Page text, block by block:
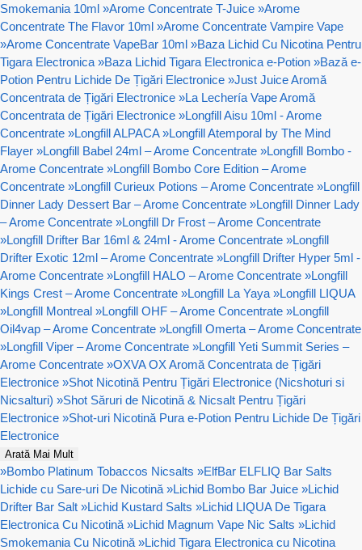
Smokemania 10ml »Arome Concentrate T-Juice »Arome
Concentrate The Flavor 10ml »Arome Concentrate Vampire Vape
»Arome Concentrate VapeBar 10ml »Baza Lichid Cu Nicotina Pentru
Tigara Electronica »Baza Lichid Tigara Electronica e-Potion »Bază e-
Potion Pentru Lichide De Țigări Electronice »Just Juice Aromă
Concentrata de Țigări Electronice »La Lechería Vape Aromă
Concentrata de Țigări Electronice »Longfill Aisu 10ml - Arome
Concentrate »Longfill ALPACA »Longfill Atemporal by The Mind
Flayer »Longfill Babel 24ml – Arome Concentrate »Longfill Bombo -
Arome Concentrate »Longfill Bombo Core Edition – Arome
Concentrate »Longfill Curieux Potions – Arome Concentrate »Longfill
Dinner Lady Dessert Bar – Arome Concentrate »Longfill Dinner Lady
– Arome Concentrate »Longfill Dr Frost – Arome Concentrate
»Longfill Drifter Bar 16ml & 24ml - Arome Concentrate »Longfill
Drifter Exotic 12ml – Arome Concentrate »Longfill Drifter Hyper 5ml -
Arome Concentrate »Longfill HALO – Arome Concentrate »Longfill
Kings Crest – Arome Concentrate »Longfill La Yaya »Longfill LIQUA
»Longfill Montreal »Longfill OHF – Arome Concentrate »Longfill
Oil4vap – Arome Concentrate »Longfill Omerta – Arome Concentrate
»Longfill Viper – Arome Concentrate »Longfill Yeti Summit Series –
Arome Concentrate »OXVA OX Aromă Concentrata de Țigări
Electronice »Shot Nicotină Pentru Țigări Electronice (Nicshoturi si
Nicsalturi) »Shot Săruri de Nicotină & Nicsalt Pentru Țigări
Electronice »Shot-uri Nicotină Pura e-Potion Pentru Lichide De Țigări
Electronice
Arată Mai Mult
»Bombo Platinum Tobaccos Nicsalts »ElfBar ELFLIQ Bar Salts
Lichide cu Sare-uri De Nicotină »Lichid Bombo Bar Juice »Lichid
Drifter Bar Salt »Lichid Kustard Salts »Lichid LIQUA De Tigara
Electronica Cu Nicotină »Lichid Magnum Vape Nic Salts »Lichid
Smokemania Cu Nicotină »Lichid Tigara Electronica cu Nicotina